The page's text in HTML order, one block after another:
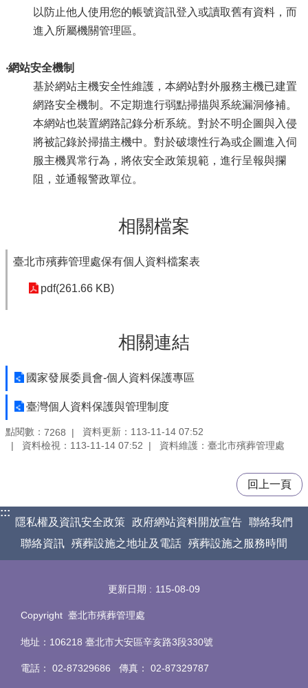
以防止他人使用您的帳號資訊登入或讀取舊有資料，而
進入所屬機關管理區。
‧網站安全機制
基於網站主機安全性維護，本網站對外服務主機已建置
網路安全機制。不定期進行弱點掃描與系統漏洞修補。
本網站也裝置網路記錄分析系統。對於不明企圖與入侵
將被記錄於掃描主機中。對於破壞性行為或企圖進入伺
服主機異常行為，將依安全政策規範，進行呈報與攔
阻，並通報警政單位。
相關檔案
臺北市殯葬管理處保有個人資料檔案表
pdf(261.66 KB)
相關連結
國家發展委員會-個人資料保護專區
臺灣個人資料保護與管理制度
點閱數： 7268
資料更新：113-11-14 07:52
資料檢視：113-11-14 07:52
資料維護：臺北市殯葬管理處
回上一頁
:::
隱私權及資訊安全政策 政府網站資料開放宣告 聯絡我們
聯絡資訊 殯葬設施之地址及電話 殯葬設施之服務時間
更新日期 115-08-09
Copyright 臺北市殯葬管理處
地址：106218 臺北市大安區辛亥路3段330號
電話 ： 02-87329686 傳真 ： 02-87329787